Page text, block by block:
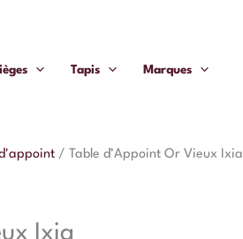
Tapis Marques
/ Table d’Appoint Or Vieux Ixia
Ixia